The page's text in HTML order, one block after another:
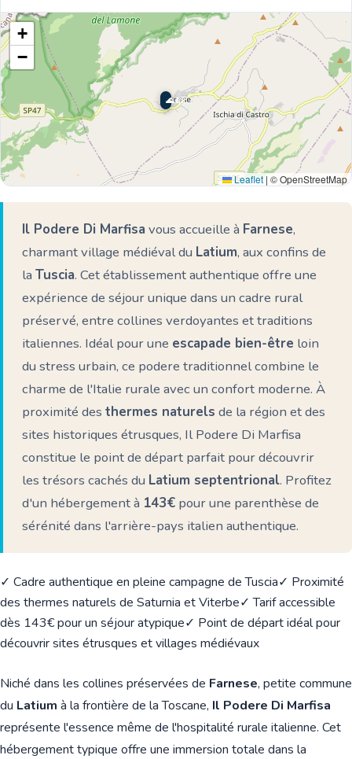
🌊 Ici
+
−
Leaflet | © OpenStreetMap
Il Podere Di Marfisa vous accueille à Farnese,
charmant village médiéval du Latium, aux confins de
la Tuscia. Cet établissement authentique offre une
expérience de séjour unique dans un cadre rural
préservé, entre collines verdoyantes et traditions
italiennes. Idéal pour une escapade bien-être loin
du stress urbain, ce podere traditionnel combine le
charme de l'Italie rurale avec un confort moderne. À
proximité des thermes naturels de la région et des
sites historiques étrusques, Il Podere Di Marfisa
constitue le point de départ parfait pour découvrir
les trésors cachés du Latium septentrional. Profitez
d'un hébergement à 143€ pour une parenthèse de
sérénité dans l'arrière-pays italien authentique.
✓ Cadre authentique en pleine campagne de Tuscia✓ Proximité
des thermes naturels de Saturnia et Viterbe✓ Tarif accessible
dès 143€ pour un séjour atypique✓ Point de départ idéal pour
découvrir sites étrusques et villages médiévaux
Niché dans les collines préservées de Farnese, petite commune
du Latium à la frontière de la Toscane, Il Podere Di Marfisa
représente l'essence même de l'hospitalité rurale italienne. Cet
hébergement typique offre une immersion totale dans la